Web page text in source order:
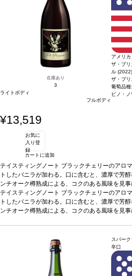
同様の場合は自動的に次のヴィンテージに変更
在庫あり
3
ライトボディ
フルボディ
アメリ
ザ・プ
ル (2022)
ザ・プリ
葡萄品種:
ピノ・
¥13,519
お気に
入り登
録
カートに追加
テイスティングノート ブラックチェリーのアロ
トしたバニラが加わる。口に含むと、濃厚で芳
ンチオーク樽熟成による、コクのある風味を見事
と好相性、またそのままでも愉しめる 葡萄品種
ブル認証ナパ・グリーン・ワイナリー認証*本ヴ
庫があり価格が同様の場合は自動的に次のヴィ
テイスティングノート ブラックチェリーのアロ
トしたバニラが加わる。口に含むと、濃厚で芳
ンチオーク樽熟成による、コクのある風味を見事
庫があり価格が同様の場合は自動的に次のヴィ
スパー
辛口